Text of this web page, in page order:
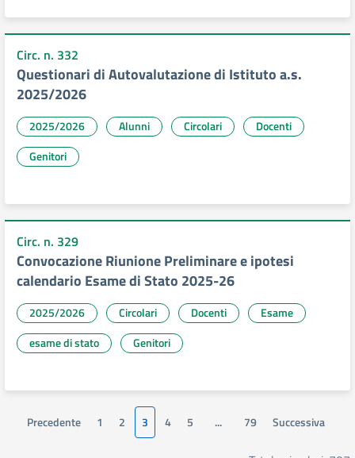
Circ. n. 332
Questionari di Autovalutazione di Istituto a.s.
2025/2026
2025/2026 Alunni Circolari
Docenti
Genitori
Circ. n. 329
Convocazione Riunione Preliminare e ipotesi
calendario Esame di Stato 2025-26
2025/2026 Circolari Docenti
Esame
esame di stato
Genitori
Precedente 1 2 3 4 5 ... 79 Successiva